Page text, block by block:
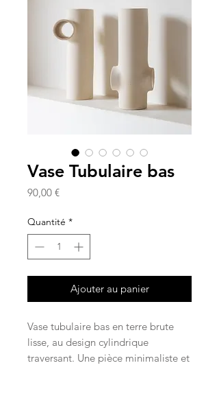
Vase Tubulaire bas
90,00 €Prix
Quantité *
Ajouter au panier
Vase tubulaire bas en terre brute
lisse, au design cylindrique
traversant. Une pièce minimaliste et